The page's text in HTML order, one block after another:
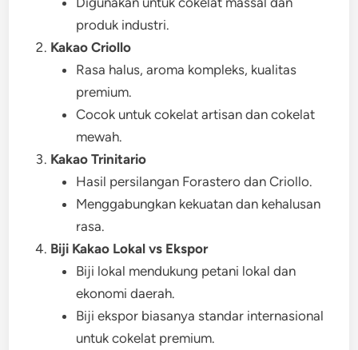
produk industri.
Kakao Criollo
Rasa halus, aroma kompleks, kualitas
premium.
Cocok untuk cokelat artisan dan cokelat
mewah.
Kakao Trinitario
Hasil persilangan Forastero dan Criollo.
Menggabungkan kekuatan dan kehalusan
rasa.
Biji Kakao Lokal vs Ekspor
Biji lokal mendukung petani lokal dan
ekonomi daerah.
Biji ekspor biasanya standar internasional
untuk cokelat premium.